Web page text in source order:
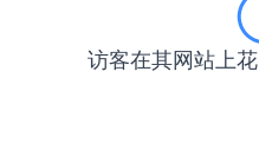
访客在其网站上